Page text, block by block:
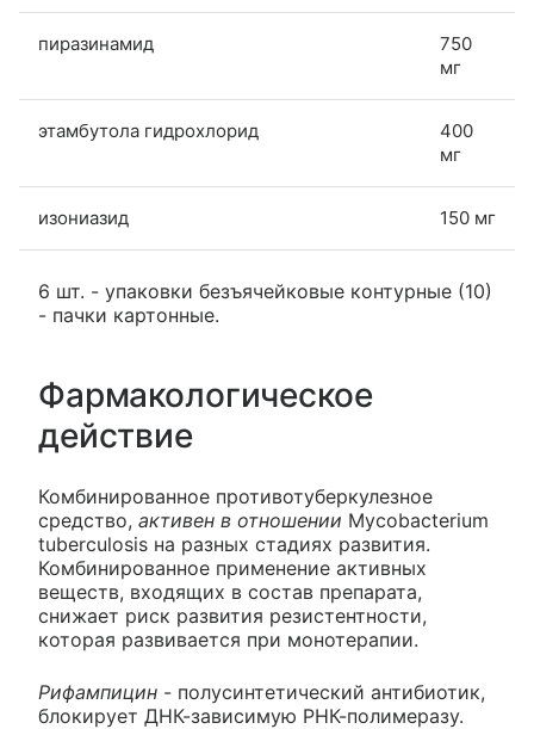
пиразинамид
750
мг
этамбутола гидрохлорид
400
мг
изониазид 150 мг
6 шт. - упаковки безъячейковые контурные (10)
- пачки картонные.
Фармакологическое
действие
Комбинированное противотуберкулезное
средство, активен в отношении Mycobacterium
tuberculosis на разных стадиях развития.
Комбинированное применение активных
веществ, входящих в состав препарата,
снижает риск развития резистентности,
которая развивается при монотерапии.
Рифампицин - полусинтетический антибиотик,
блокирует ДНК-зависимую РНК-полимеразу.